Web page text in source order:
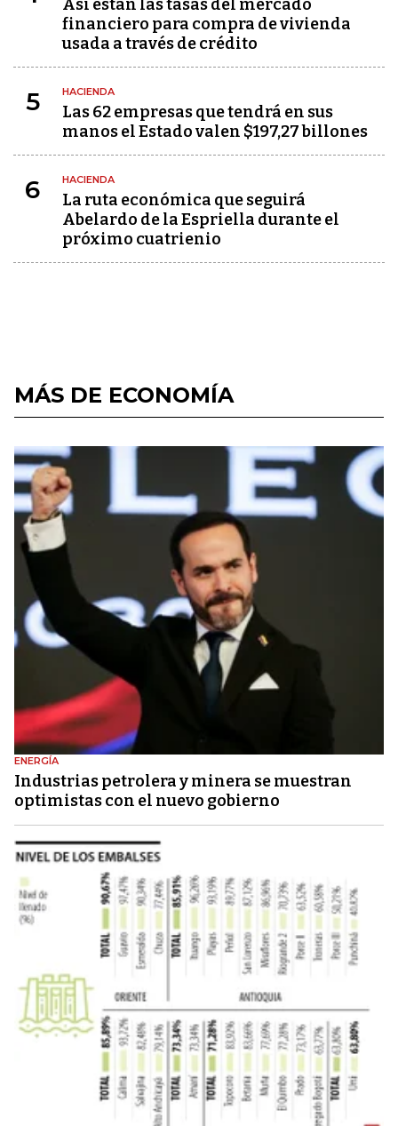
Así están las tasas del mercado
financiero para compra de vivienda
usada a través de crédito
5 HACIENDA
Las 62 empresas que tendrá en sus
manos el Estado valen $197,27 billones
6 HACIENDA
La ruta económica que seguirá
Abelardo de la Espriella durante el
próximo cuatrienio
MÁS DE ECONOMÍA
ENERGÍA
Industrias petrolera y minera se muestran
optimistas con el nuevo gobierno